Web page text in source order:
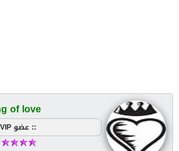
of love
:: عضو VIP ::